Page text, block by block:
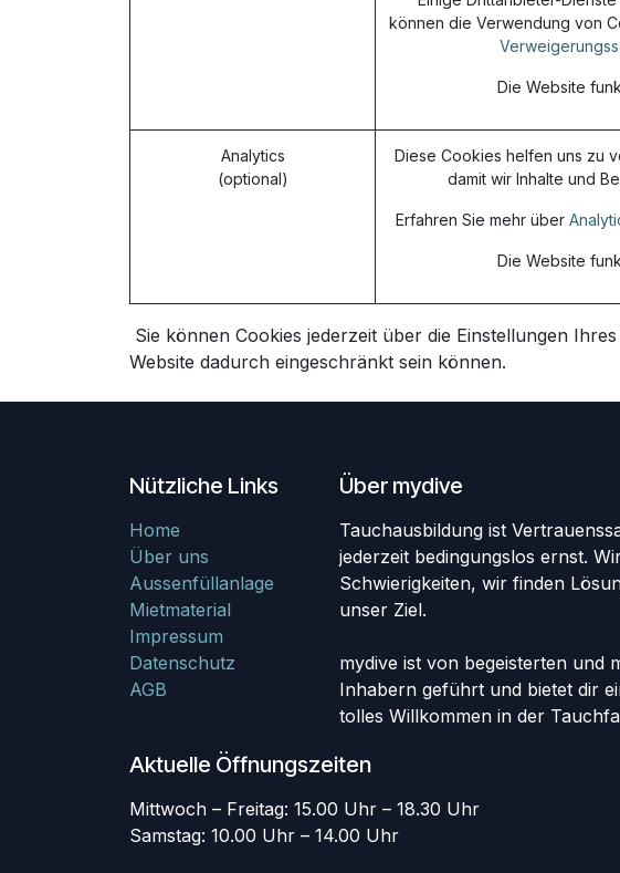
können die Verwendung von
Die Website
Analytics
(optional)
Diese Cookies helfen uns zu
damit wir Inhalte und
Erfahren Sie mehr über
Die Website
Sie können Cookies jederzeit über die Einstellungen
Website dadurch eingeschränkt sein können.
Nützliche Links
Home
Über uns
Aussenfüllanlage
Mietmaterial
Impressum
Datenschutz
AGB
Über mydive
Tauchausbildung ist
jederzeit bedingungslos ernst.
Schwierigkeiten, wir finden
unser Ziel.
mydive ist von begeisterten und
Inhabern geführt und bietet dir
tolles Willkommen in der
Aktuelle Öffnungszeiten
Mittwoch – Freitag: 15.00 Uhr – 18.30 Uhr
Samstag: 10.00 Uhr – 14.00 Uhr